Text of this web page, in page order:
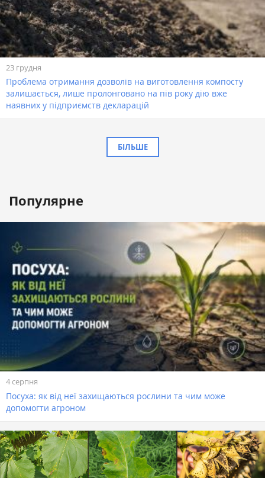
23 грудня
Проблема отримання дозволів на виготовлення компосту
залишається, лише пролонговано на пів року дію вже
наявних у підприємств декларацій
БІЛЬШЕ
Популярне
4 серпня
Посуха: як від неї захищаються рослини та чим може
допомогти агроном